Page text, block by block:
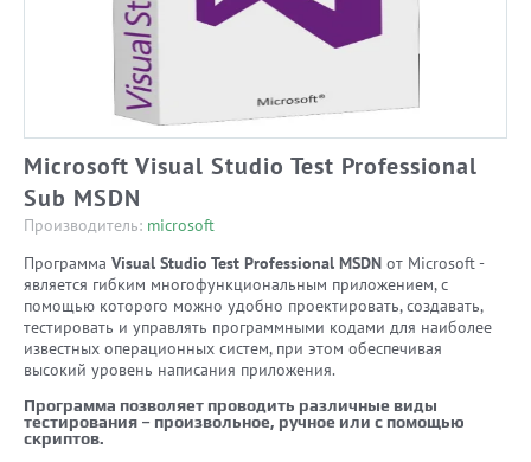
Microsoft Visual Studio Test Professional
Sub MSDN
Производитель: microsoft
Программа Visual Studio Test Professional MSDN от Microsoft -
является гибким многофункциональным приложением, с
помощью которого можно удобно проектировать, создавать,
тестировать и управлять программными кодами для наиболее
известных операционных систем, при этом обеспечивая
высокий уровень написания приложения.
Программа позволяет проводить различные виды
тестирования – произвольное, ручное или с помощью
скриптов.